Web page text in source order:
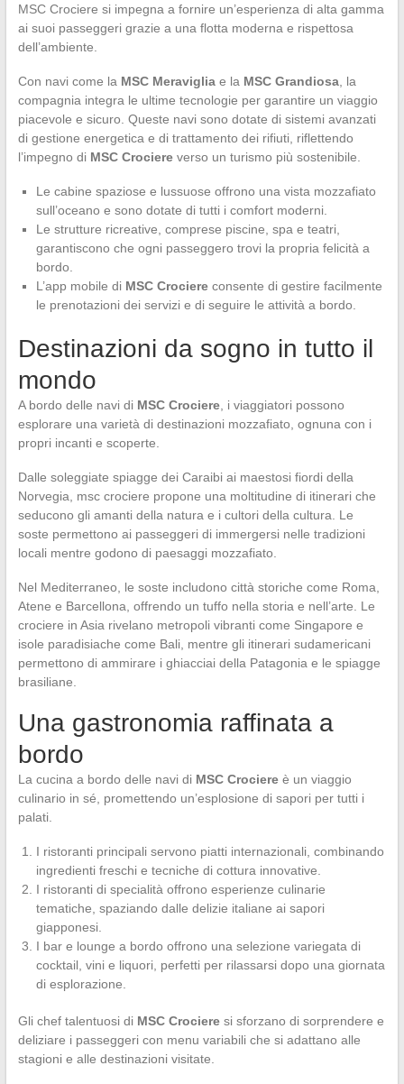
MSC Crociere si impegna a fornire un’esperienza di alta gamma
ai suoi passeggeri grazie a una flotta moderna e rispettosa
dell’ambiente.
Con navi come la MSC Meravigliae la MSC Grandiosa, la
compagnia integra le ultime tecnologie per garantire un viaggio
piacevole e sicuro. Queste navi sono dotate di sistemi avanzati
di gestione energetica e di trattamento dei rifiuti, riflettendo
l’impegno di MSC Crociereverso un turismo più sostenibile.
Le cabine spaziose e lussuose offrono una vista mozzafiato
sull’oceano e sono dotate di tutti i comfort moderni.
Le strutture ricreative, comprese piscine, spa e teatri,
garantiscono che ogni passeggero trovi la propria felicità a
bordo.
L’app mobile di MSC Crociereconsente di gestire facilmente
le prenotazioni dei servizi e di seguire le attività a bordo.
Destinazioni da sogno in tutto il
mondo
A bordo delle navi di MSC Crociere, i viaggiatori possono
esplorare una varietà di destinazioni mozzafiato, ognuna con i
propri incanti e scoperte.
Dalle soleggiate spiagge dei Caraibi ai maestosi fiordi della
Norvegia, msc crociere propone una moltitudine di itinerari che
seducono gli amanti della natura e i cultori della cultura. Le
soste permettono ai passeggeri di immergersi nelle tradizioni
locali mentre godono di paesaggi mozzafiato.
Nel Mediterraneo, le soste includono città storiche come Roma,
Atene e Barcellona, offrendo un tuffo nella storia e nell’arte. Le
crociere in Asia rivelano metropoli vibranti come Singapore e
isole paradisiache come Bali, mentre gli itinerari sudamericani
permettono di ammirare i ghiacciai della Patagonia e le spiagge
brasiliane.
Una gastronomia raffinata a
bordo
La cucina a bordo delle navi di MSC Crociereè un viaggio
culinario in sé, promettendo un’esplosione di sapori per tutti i
palati.
I ristoranti principali servono piatti internazionali, combinando
ingredienti freschi e tecniche di cottura innovative.
I ristoranti di specialità offrono esperienze culinarie
tematiche, spaziando dalle delizie italiane ai sapori
giapponesi.
I bar e lounge a bordo offrono una selezione variegata di
cocktail, vini e liquori, perfetti per rilassarsi dopo una giornata
di esplorazione.
Gli chef talentuosi di MSC Crocieresi sforzano di sorprendere e
deliziare i passeggeri con menu variabili che si adattano alle
stagioni e alle destinazioni visitate.